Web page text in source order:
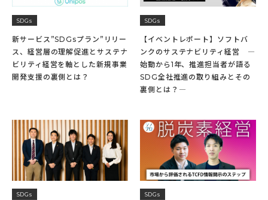
SDGs
新サービス”SDGsプラン”リリー
ス、経営層の理解促進とサステナ
ビリティ経営を軸とした新規事業
開発支援の裏側とは？
SDGs
【イベントレポート】ソフトバ
ンクのサステナビリティ経営 ―
始動から1年、推進担当者が語る
SDG全社推進の取り組みとその
裏側とは？―
SDGs SDGs